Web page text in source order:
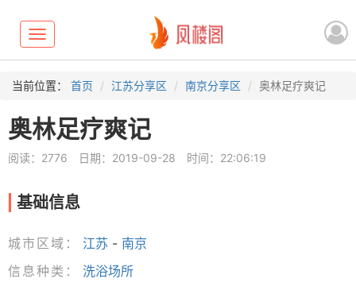
Toggle
navigation
当前位置： 首页 江苏分享区 南京分享区 奥林足疗爽记
奥林足疗爽记
阅读：2776 日期：2019-09-28 时间：22:06:19
基础信息
城市区域： 江苏 - 南京
信息种类：
洗浴场所